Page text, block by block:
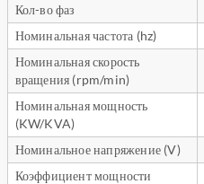
Кол-во фаз
Номинальная частота (hz)
Номинальная скорость
вращения (rpm/min)
Номинальная мощность
(KW/KVA)
Номинальное напряжение (V)
Коэффициент мощности